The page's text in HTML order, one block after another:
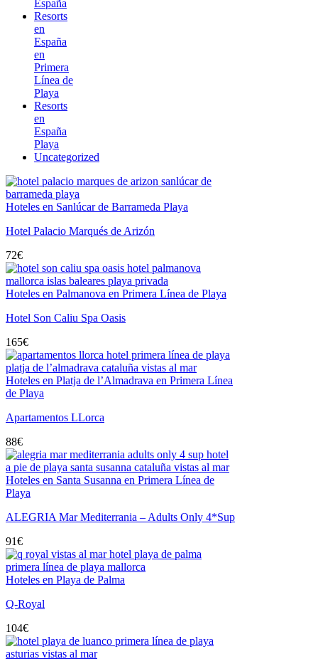
España
Resorts
en
España
en
Primera
Línea de
Playa
Resorts
en
España
Playa
Uncategorized
Hoteles en Sanlúcar de Barrameda Playa
Hotel Palacio Marqués de Arizón
72€
Hoteles en Palmanova en Primera Línea de Playa
Hotel Son Caliu Spa Oasis
165€
Hoteles en Platja de l’Almadrava en Primera Línea
de Playa
Apartamentos LLorca
88€
Hoteles en Santa Susanna en Primera Línea de
Playa
ALEGRIA Mar Mediterrania – Adults Only 4*Sup
91€
Hoteles en Playa de Palma
Q-Royal
104€